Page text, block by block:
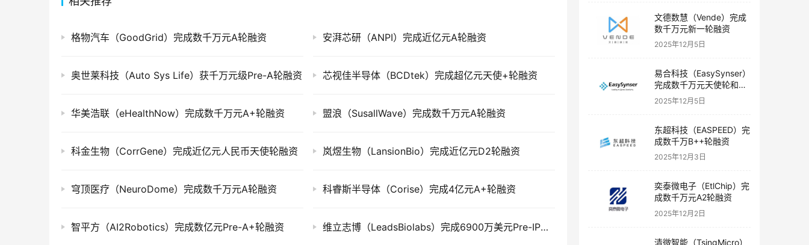
格物汽车（GoodGrid）完成数千万元A轮融资 安湃芯研（ANPI）完成近亿元A轮融资
奥世莱科技（Auto Sys Life）获千万元级Pre-A轮融资 芯视佳半导体（BCDtek）完成超亿元天使+轮融资
华美浩联（eHealthNow）完成数千万元A+轮融资 盟浪（SusallWave）完成数千万元A轮融资
科金生物（CorrGene）完成近亿元人民币天使轮融资 岚煜生物（LansionBio）完成近亿元D2轮融资
穹顶医疗（NeuroDome）完成数千万元A轮融资 科睿斯半导体（Corise）完成4亿元A+轮融资
智平方（AI2Robotics）完成数亿元Pre-A+轮融资 维立志博（LeadsBiolabs）完成6900万美元Pre-IPO基石融资
文德数慧（Vende）完成
数千万元新一轮融资
2025年12月5日
易合科技（EasySynser）
完成数千万元天使轮和天
使+轮融资
2025年12月5日
东超科技（EASPEED）完
成数千万B++轮融资
2025年12月3日
奕泰微电子（EtlChip）完
成数千万元A2轮融资
2025年12月2日
清微智能（TsingMicro）